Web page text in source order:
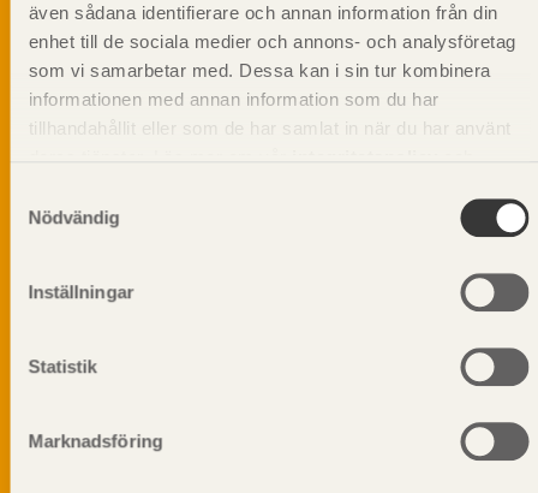
även sådana identifierare och annan information från din
enhet till de sociala medier och annons- och analysföretag
som vi samarbetar med. Dessa kan i sin tur kombinera
informationen med annan information som du har
tillhandahållit eller som de har samlat in när du har använt
Nödvändig
Inställningar
Statistik
Marknadsföring
Svenskt Träs Produktkatalog är svensk
sågverksnärings digitala produktkatalog för att
beskriva träprodukter och deras unika
egenskaper.
Prenumerera på Svenskt Träs